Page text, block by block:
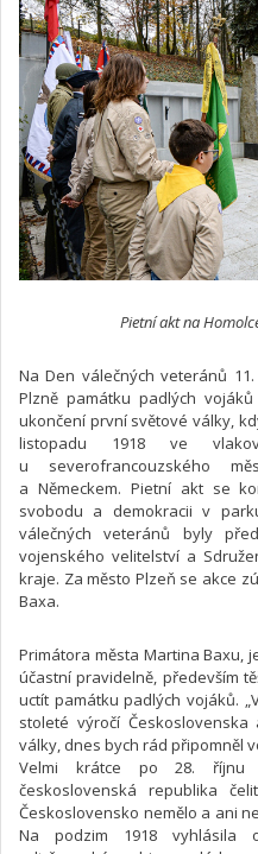
Pietní akt na
Na Den válečných veteránů
Plzně památku padlých
ukončení první světové války,
listopadu 1918 ve
u severofrancouzského
a Německem. Pietní akt se
svobodu a demokracii v
válečných veteránů byly
vojenského velitelství a
kraje. Za město Plzeň se akce
Baxa.
Primátora města Martina Baxu,
účastní pravidelně, především
uctít památku padlých vojáků.
stoleté výročí
války, dnes bych rád připomněl
Velmi krátce po 28. říjnu
československá republika
Československo nemělo a ani
Na podzim 1918 vyhlásila